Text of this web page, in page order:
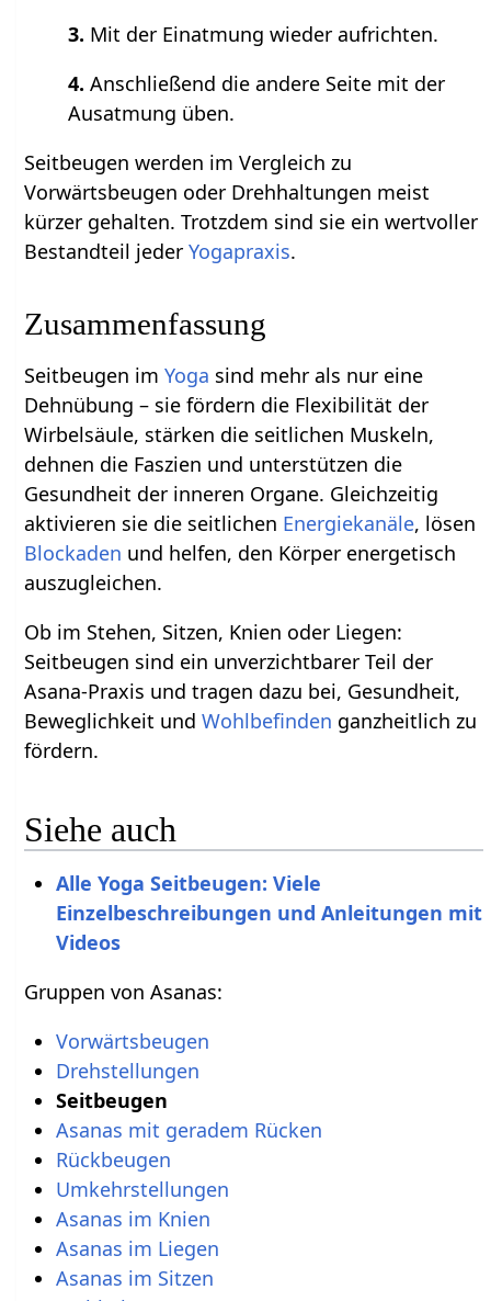
3. Mit der Einatmung wieder aufrichten.
4. Anschließend die andere Seite mit der
Ausatmung üben.
Seitbeugen werden im Vergleich zu
Vorwärtsbeugen oder Drehhaltungen meist
kürzer gehalten. Trotzdem sind sie ein wertvoller
Bestandteil jederYogapraxis.
Zusammenfassung
Seitbeugen imYoga sind mehr als nur eine
Dehnübung – sie fördern die Flexibilität der
Wirbelsäule, stärken die seitlichen Muskeln,
dehnen die Faszien und unterstützen die
Gesundheit der inneren Organe. Gleichzeitig
aktivieren sie die seitlichen Energiekanäle, lösen
Blockaden und helfen, den Körper energetisch
auszugleichen.
Ob im Stehen, Sitzen, Knien oder Liegen:
Seitbeugen sind ein unverzichtbarer Teil der
Asana-Praxis und tragen dazu bei, Gesundheit,
Beweglichkeit undWohlbefinden ganzheitlich zu
fördern.
Siehe auch
Alle Yoga Seitbeugen: Viele
Einzelbeschreibungen und Anleitungen mit
Videos
Gruppen von Asanas:
Vorwärtsbeugen
Drehstellungen
Seitbeugen
Asanas mit geradem Rücken‎‎
Rückbeugen
Umkehrstellungen
Asanas im Knien‎
Asanas im Liegen‎
Asanas im Sitzen‎